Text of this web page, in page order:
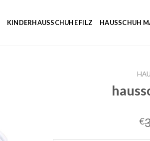
KINDERHAUSSCHUHE FILZ HAUSSCHUH
€